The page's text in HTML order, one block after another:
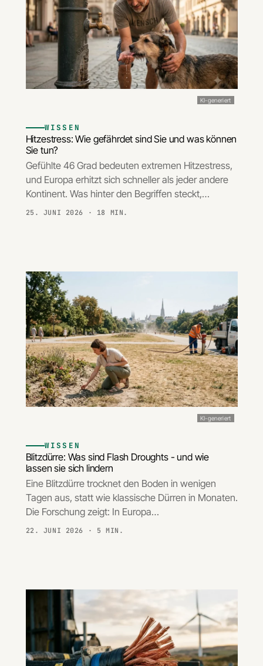
KI-generiert
WISSEN
Hitzestress: Wie gefährdet sind Sie und was können
Sie tun?
Gefühlte 46 Grad bedeuten extremen Hitzestress,
und Europa erhitzt sich schneller als jeder andere
Kontinent. Was hinter den Begriffen steckt,…
25. JUNI 2026 · 18 MIN.
KI-generiert
WISSEN
Blitzdürre: Was sind Flash Droughts - und wie
lassen sie sich lindern
Eine Blitzdürre trocknet den Boden in wenigen
Tagen aus, statt wie klassische Dürren in Monaten.
Die Forschung zeigt: In Europa…
22. JUNI 2026 · 5 MIN.